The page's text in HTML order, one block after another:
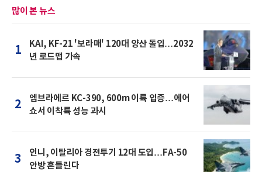
많이 본 뉴스
1
KAI, KF-21 '보라매' 120대 양산 돌입…2032
년 로드맵 가속
2
엠브라에르 KC-390, 600m 이륙 입증…에어
쇼서 이착륙 성능 과시
3
인니, 이탈리아 경전투기 12대 도입…FA-50
안방 흔들린다